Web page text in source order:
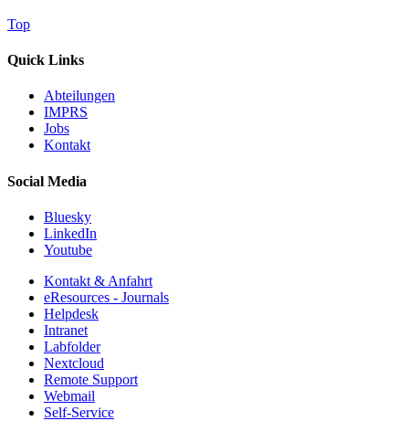
Top
Quick Links
Abteilungen
IMPRS
Jobs
Kontakt
Social Media
Bluesky
LinkedIn
Youtube
Kontakt & Anfahrt
eResources - Journals
Helpdesk
Intranet
Labfolder
Nextcloud
Remote Support
Webmail
Self-Service